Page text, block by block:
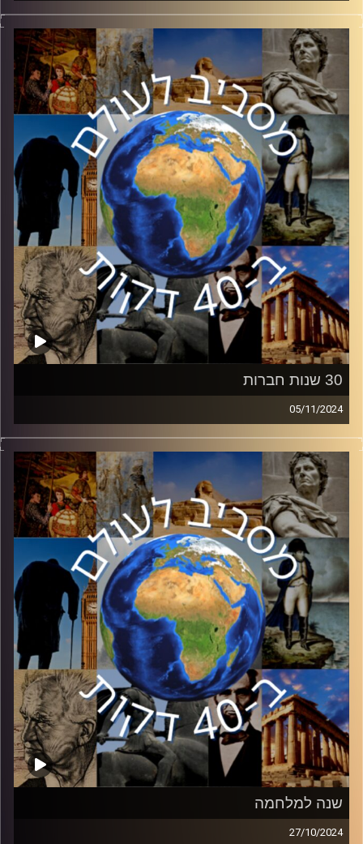
עד טבח ה 07.10, איראן התקדמה אל עבר מטרותיה בזירה
הבינלאומית. מאז הטבח, שהוביל לפתיחת חזית אל מול ישראל,
איראן סופגת אבדות קשות. האם עליה לשנות את יעדיה
האסטרטגים? כיצד היא יכולה לחשב מסלול מחדש? ד״ר רז
צימט, חוקר בכיר במכון למחקרי ביטחון לאומי ה INSS
באוניברסיטת תל אביב הצטרף אלינו כדי לענות על השאלות
קרדיט תמונות:יוסי מצרי
30 שנות חברות
05/11/2024
השבוע אנו מציינים 30 שנים להסכם השלום עם ירדן, אחד
הנכסים המדיניים החשובים ביותר של מדינת ישראל. למרות
זאת, בשנים האחרונות הלך ופחת מעמדו של הישג מדיני זה.
ד״ר אופיר וינטר, חוקר בכיר במכון למחקרי ביטחון לאומי
באוניברסיטת תל אביב יפרט על העליות והירידות ביחסים עם
ירדן.
קרדיט תמונות:יוסי מצרי
שנה למלחמה
27/10/2024